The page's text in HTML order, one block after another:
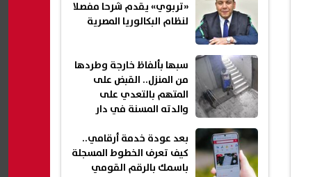
«تربوي» يقدم شرحا مفصلا
لنظام البكالوريا المصرية
سبها بألفاظ خارجة وطردها
من المنزل.. القبض على
المتهم بالتعدي على
والدته المسنة في دار
بعد عودة خدمة أرقامي..
كيف تعرف الخطوط المسجلة
باسمك بالرقم القومي